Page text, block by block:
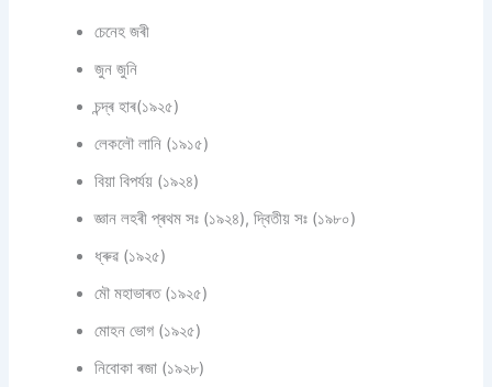
চেনেহ জৰী
জুন জুনি
চন্দ্ৰ হাৰ(১৯২৫)
লেকলৌ লানি (১৯১৫)
বিয়া বিপৰ্যয় (১৯২৪)
জ্ঞান লহৰী প্ৰথম সঃ (১৯২৪), দ্বিতীয় সঃ (১৯৮০)
ধ্ৰুৱ (১৯২৫)
মৌ মহাভাৰত (১৯২৫)
মোহন ভোগ (১৯২৫)
নিবোকা ৰজা (১৯২৮)